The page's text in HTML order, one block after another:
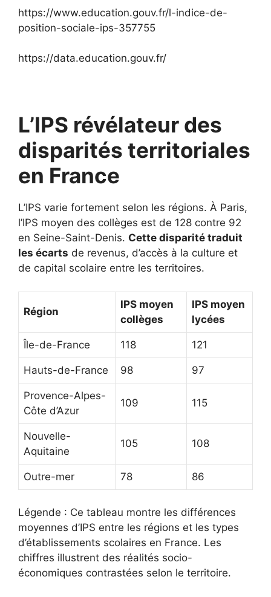
https://www.education.gouv.fr/l-indice-de-
position-sociale-ips-357755
https://data.education.gouv.fr/
L’IPS révélateur des
disparités territoriales
en France
L’IPS varie fortement selon les régions. À Paris,
l’IPS moyen des collèges est de 128 contre 92
en Seine-Saint-Denis. Cette disparité traduit
les écarts de revenus, d’accès à la culture et
de capital scolaire entre les territoires.
Région
IPS moyen
collèges
IPS moyen
lycées
Île-de-France 118 121
Hauts-de-France 98 97
Provence-Alpes-
Côte d’Azur
109 115
Nouvelle-
Aquitaine
105 108
Outre-mer 78 86
Légende : Ce tableau montre les différences
moyennes d’IPS entre les régions et les types
d’établissements scolaires en France. Les
chiffres illustrent des réalités socio-
économiques contrastées selon le territoire.